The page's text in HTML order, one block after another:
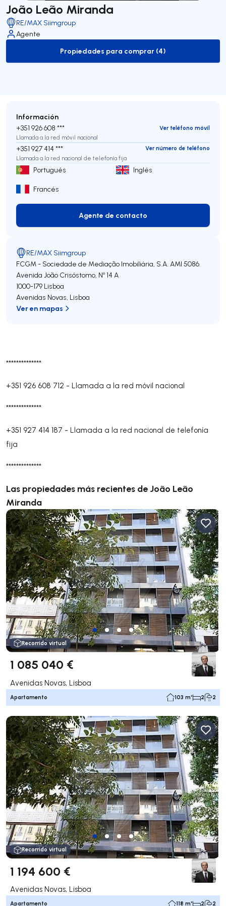
João Leão Miranda
RE/MAX Siimgroup
Agente
to-buy-listing
Propiedades para comprar (4)
**************
+351 926 608 712 - Llamada a la red móvil nacional
**************
+351 927 414 187 - Llamada a la red nacional de telefonía
fija
**************
Las propiedades más recientes de João Leão
Miranda
Recorrido virtual
1 085 040 €
Avenidas Novas, Lisboa
Apartamento 103 m² 2 2
Recorrido virtual
1 194 600 €
Avenidas Novas, Lisboa
Apartamento 118 m² 2 2
Información
+351 926 608 ***
Ver teléfono móvil
Llamada a la red móvil nacional
+351 927 414 ***
Ver número de teléfono
Llamada a la red nacional de telefonía fija
Portugués Inglés
Francés
Agente de contacto
Agente de contacto
RE/MAX Siimgroup
FCGM - Sociedade de Mediação Imobiliária, S.A. AMI 5086
Avenida João Crisóstomo, Nº 14 A
1000-179 Lisboa
Avenidas Novas, Lisboa
Ver en mapas